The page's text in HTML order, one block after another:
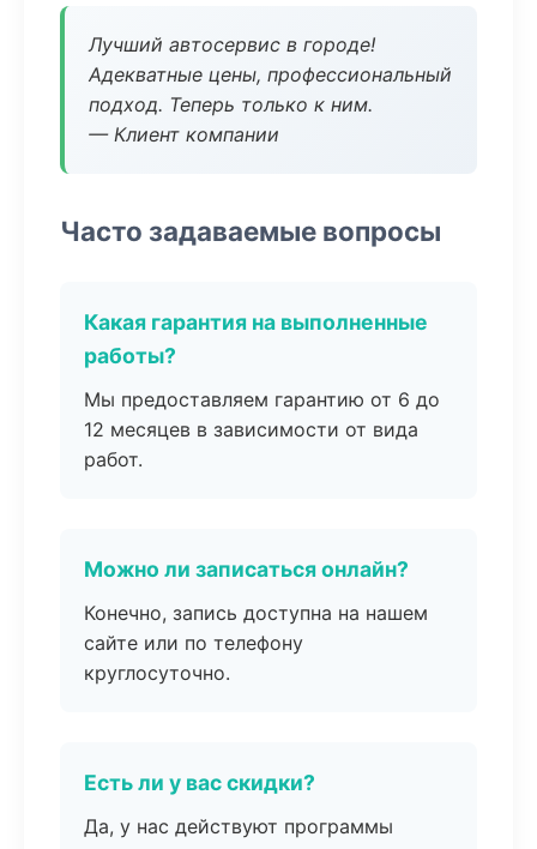
Лучший автосервис в городе!
Адекватные цены, профессиональный
подход. Теперь только к ним.
— Клиент компании
Часто задаваемые вопросы
Какая гарантия на выполненные
работы?
Мы предоставляем гарантию от 6 до
12 месяцев в зависимости от вида
работ.
Можно ли записаться онлайн?
Конечно, запись доступна на нашем
сайте или по телефону
круглосуточно.
Есть ли у вас скидки?
Да, у нас действуют программы